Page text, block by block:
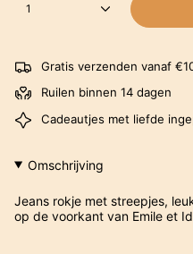
1
Gratis verzenden vanaf
Ruilen binnen 14 dagen
Cadeautjes met liefde
Omschrijving
Jeans rokje met streepjes,
op de voorkant van Emile et